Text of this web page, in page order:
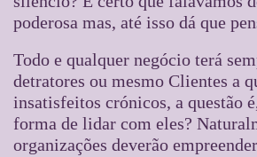
poderosa mas, até isso dá que
Todo e qualquer negócio terá
detratores ou mesmo Clientes a
insatisfeitos crónicos, a questão
forma de lidar com eles?
organizações deverão